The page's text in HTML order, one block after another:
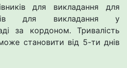
для викладання для
для викладання у
за кордоном. Тривалість
становити від 5-ти днів